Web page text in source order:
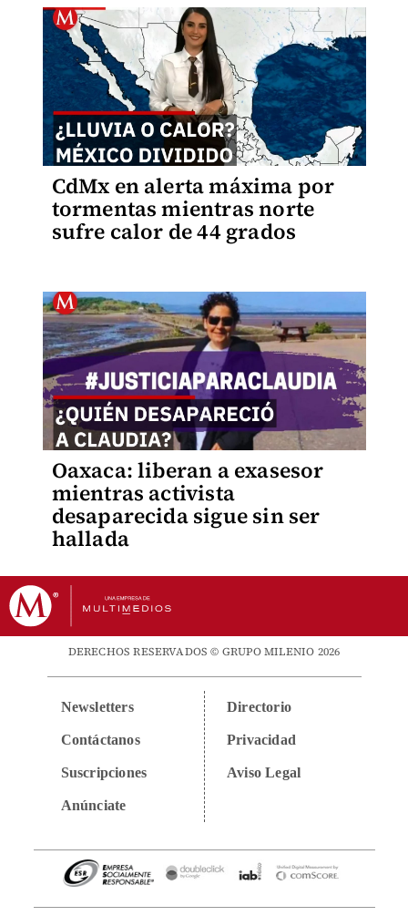
CdMx en alerta máxima por
tormentas mientras norte
sufre calor de 44 grados
Oaxaca: liberan a exasesor
mientras activista
desaparecida sigue sin ser
hallada
DERECHOS RESERVADOS © GRUPO MILENIO 2026
Newsletters
Contáctanos
Suscripciones
Anúnciate
Directorio
Privacidad
Aviso Legal